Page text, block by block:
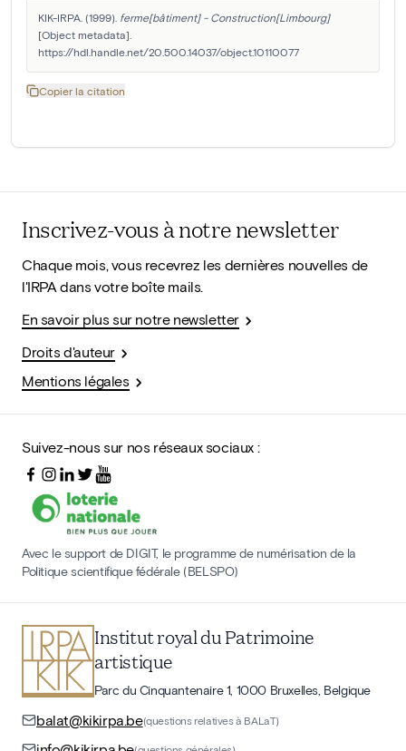
KIK-IRPA. (1999). ferme[bâtiment] - Construction[Limbourg]
[Object metadata].
https://hdl.handle.net/20.500.14037/object.10110077
Copier la citation
Inscrivez-vous à notre newsletter
Chaque mois, vous recevrez les dernières nouvelles de
l'IRPA dans votre boîte mails.
En savoir plus sur notre newsletter
Droits d'auteur
Mentions légales
Suivez-nous sur nos réseaux sociaux :
Avec le support de DIGIT, le programme de numérisation de la
Politique scientifique fédérale (BELSPO)
Institut royal du Patrimoine
artistique
Parc du Cinquantenaire 1, 1000 Bruxelles, Belgique
balat@kikirpa.be(questions relatives à BALaT)